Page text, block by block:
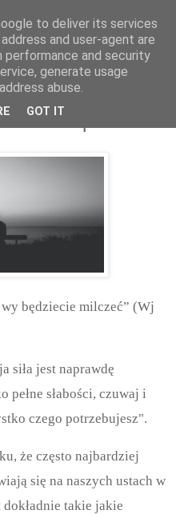
czasie pandemii
wy będziecie milczeć” (Wj
siła jest naprawdę
pełne słabości, czuwaj i
czego potrzebujesz".
że często najbardziej
się na naszych ustach w
takie jakie
to deliver its services
and user-agent are
performance and security
generate usage
abuse.
GOT IT